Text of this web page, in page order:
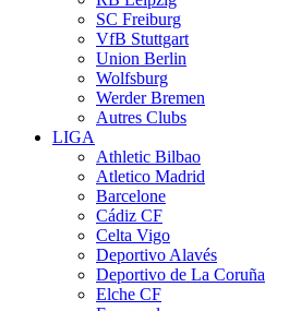
SC Freiburg
VfB Stuttgart
Union Berlin
Wolfsburg
Werder Bremen
Autres Clubs
LIGA
Athletic Bilbao
Atletico Madrid
Barcelone
Cádiz CF
Celta Vigo
Deportivo Alavés
Deportivo de La Coruña
Elche CF